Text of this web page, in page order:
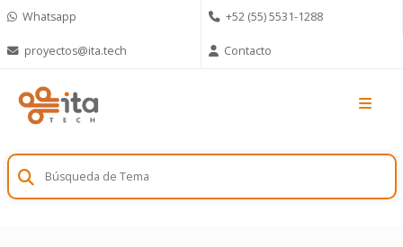
Whatsapp +52 (55) 5531-1288
proyectos@ita.tech Contacto